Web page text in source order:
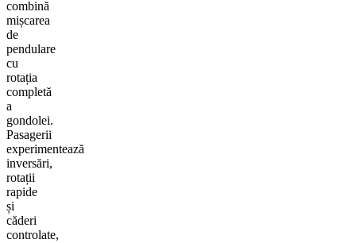
combină
mișcarea
de
pendulare
cu
rotația
completă
a
gondolei.
Pasagerii
experimentează
inversări,
rotații
rapide
și
căderi
controlate,